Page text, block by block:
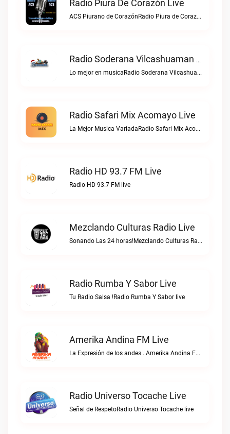
Radio Piura De Corazón Live
ACS Piurano de CorazónRadio Piura de Corazón live
Radio Soderana Vilcashuaman Live
Lo mejor en musicaRadio Soderana Vilcashuaman live
Radio Safari Mix Acomayo Live
La Mejor Musica VariadaRadio Safari Mix Acomayo live
Radio HD 93.7 FM Live
Radio HD 93.7 FM live
Mezclando Culturas Radio Live
Sonando Las 24 horas!Mezclando Culturas Radio live
Radio Rumba Y Sabor Live
Tu Radio Salsa !Radio Rumba Y Sabor live
Amerika Andina FM Live
La Expresión de los andes...Amerika Andina FM live
Radio Universo Tocache Live
Señal de RespetoRadio Universo Tocache live